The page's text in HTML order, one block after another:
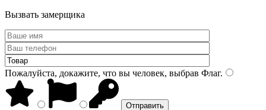
Вызвать замерщика
Пожалуйста, докажите, что вы человек, выбрав Флаг.